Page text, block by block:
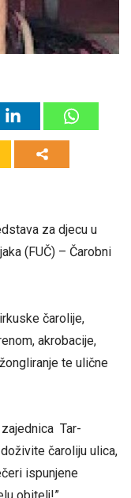
za djecu u
(FUČ) – Čarobni
čarolije,
akrobacije,
te ulične
Tar-
čaroliju ulica,
ispunjene